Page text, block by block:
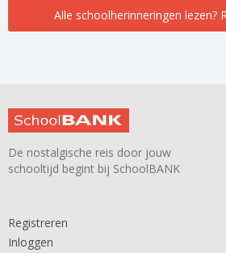
Alle schoolherinneringen lezen?
De nostalgische reis door jouw
schooltijd begint bij SchoolBANK
Registreren
Inloggen